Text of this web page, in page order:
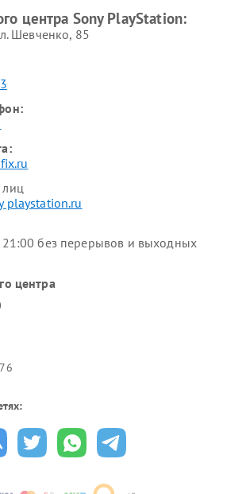
центра Sony PlayStation:
Шевченко, 85
playstation.ru
без перерывов и выходных
центра